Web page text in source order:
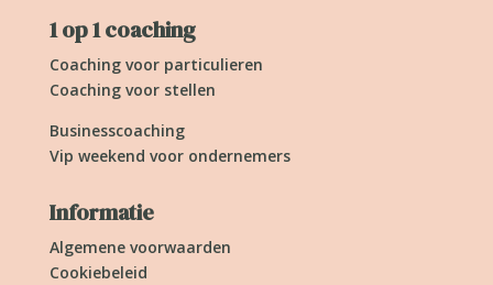
1 op 1 coaching
Coaching voor particulieren
Coaching voor stellen
Businesscoaching
Vip weekend voor ondernemers
Informatie
Algemene voorwaarden
Cookiebeleid